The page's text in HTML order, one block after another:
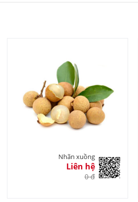
Nhãn xuồng
Liên hệ
0 đ